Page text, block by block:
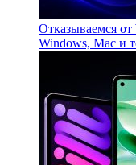
Отказываемся от
Windows, Mac и